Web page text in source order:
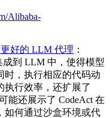
Alibaba-
好的 LLM 代理 ：
成到 LLM 中，使得模型
时，执行相应的代码动
执行效率，还扩展了
能还展示了 CodeAct 在
如何通过沙盒环境或代